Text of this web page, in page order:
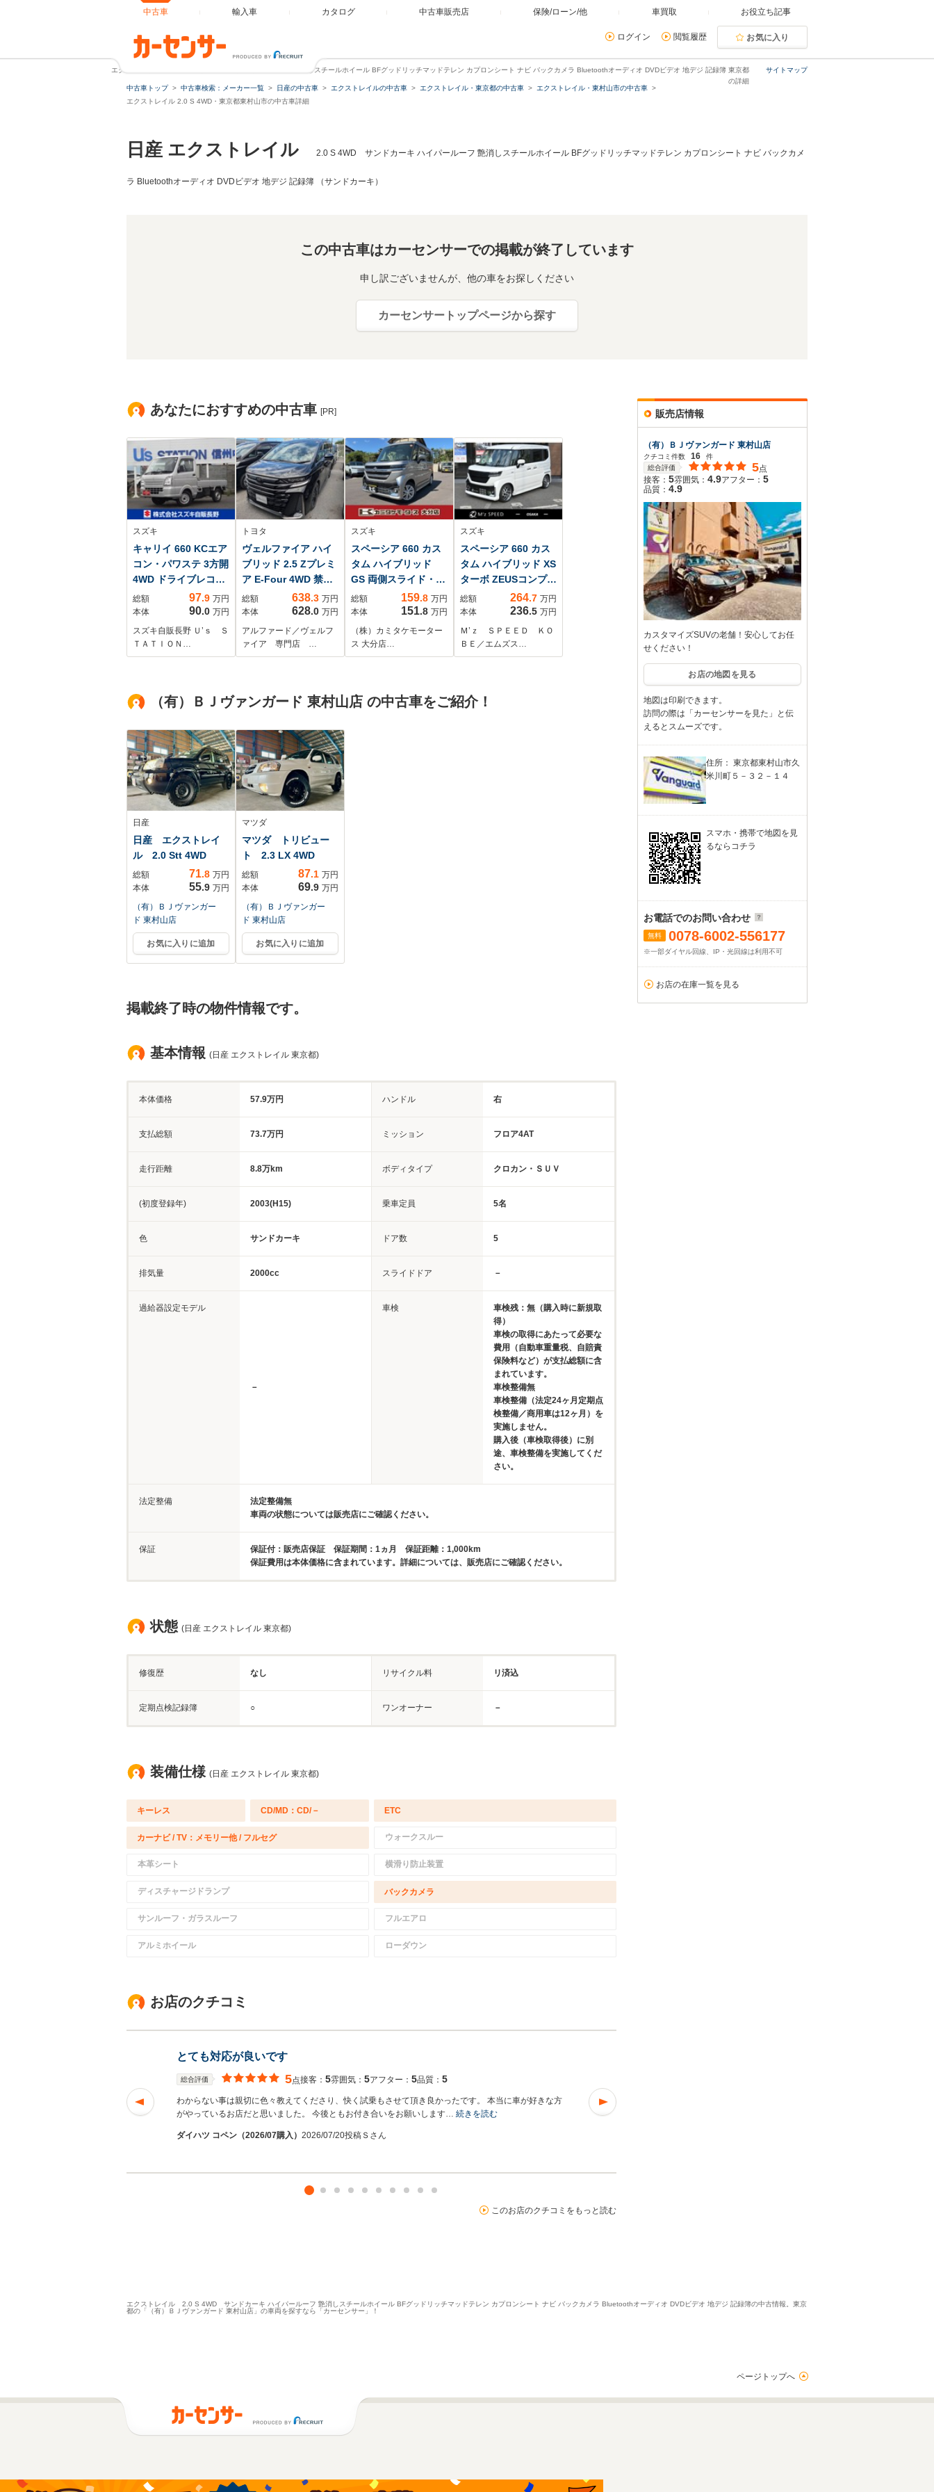
中古車 輸入車 カタログ 中古車販売店 保険/ローン/他 車買取 お役立ち記事
ログイン 閲覧履歴 お気に入り
サイトマップ
エクストレイル 2.0 S 4WD サンドカーキ ハイパールーフ 艶消しスチールホイール BFグッドリッチマッドテレン カプロンシート ナビ バックカメラ Bluetoothオーディオ DVDビデオ 地デジ 記録簿 東京都
の詳細
中古車トップ
中古車検索：メーカー一覧 日産の中古車 エクストレイルの中古車 エクストレイル・東京都の中古車
エクストレイル・東村山市の中古車
エクストレイル 2.0 S 4WD・東京都東村山市の中古車詳細
日産 エクストレイル 2.0 S 4WD サンドカーキ ハイパールーフ 艶消しスチールホイール BFグッドリッチマッドテレン カプロンシート ナビ バックカメ
ラ Bluetoothオーディオ DVDビデオ 地デジ 記録簿 （サンドカーキ）
この中古車はカーセンサーでの掲載が終了しています
申し訳ございませんが、他の車をお探しください
カーセンサートップページから探す
あなたにおすすめの中古車 [PR]
スズキ
キャリイ 660 KCエア
コン・パワステ 3方開
4WD ドライブレコー
ダー オートライ
ト スズキセーフテ
ィーサポート ワン
オーナー 4WD 衝
突被害軽減システム
総額 97.9 万円
本体
90.0 万円
スズキ自販長野 Ｕ’ｓ Ｓ
ＴＡＴＩＯＮ…
トヨタ
ヴェルファイア ハイ
ブリッド 2.5 Zプレミ
ア E-Four 4WD 禁
煙/4WD/有機EL後席
モニター/ムーンルー
フ/冷暖房茶本革/14型
ディスプレイオーデ
ィオ/全方位カメラ/ユ
ンス&チームメイト/
プレイ/デジタルイン
ナーミラー/
総額 638.3 万円
本体
628.0 万円
アルファード／ヴェルフ
ァイア 専門店 …
スズキ
スペーシア 660 カス
タム ハイブリッド
GS 両側スライド・片
側電動 クリアラン
スソナー オートク
ルーズコントロー
ル レーンアシス
ト 衝突被害軽減シ
プ スマートキー
総額 159.8 万円
本体
151.8 万円
（株）カミタケモーター
ス 大分店…
スズキ
スペーシア 660 カス
タム ハイブリッド XS
ターボ ZEUSコンプリ
ートカー ディスプレ
イオーディオ 全方位
カメラ 両側パワスラ
総額 264.7 万円
本体
236.5 万円
Ｍ’ｚ ＳＰＥＥＤ ＫＯ
ＢＥ／エムズス…
（有）ＢＪヴァンガード 東村山店 の中古車をご紹介！
日産
日産 エクストレイ
ル 2.0 Stt 4WD
総額 71.8 万円
本体
55.9 万円
（有）ＢＪヴァンガー
ド 東村山店
お気に入りに追加
マツダ
マツダ トリビュー
ト 2.3 LX 4WD
総額 87.1 万円
本体
69.9 万円
（有）ＢＪヴァンガー
ド 東村山店
お気に入りに追加
掲載終了時の物件情報です。
基本情報 (日産 エクストレイル 東京都)
本体価格 57.9万円 ハンドル 右
支払総額 73.7万円 ミッション フロア4AT
走行距離 8.8万km ボディタイプ クロカン・ＳＵＶ
(初度登録年) 2003(H15) 乗車定員 5名
色 サンドカーキ ドア数 5
排気量 2000cc スライドドア －
過給器設定モデル
－
車検
車検残：無（購入時に新規取
得）
車検の取得にあたって必要な
費用（自動車重量税、自賠責
保険料など）が支払総額に含
まれています。
車検整備無
車検整備（法定24ヶ月定期点
検整備／商用車は12ヶ月）を
実施しません。
購入後（車検取得後）に別
途、車検整備を実施してくだ
さい。
法定整備
法定整備無
車両の状態については販売店にご確認ください。
保証
保証付：販売店保証 保証期間：1ヵ月 保証距離：1,000km
保証費用は本体価格に含まれています。詳細については、販売店にご確認ください。
状態 (日産 エクストレイル 東京都)
修復歴 なし リサイクル料 リ済込
定期点検記録簿 ○ ワンオーナー －
装備仕様 (日産 エクストレイル 東京都)
キーレス CD/MD：CD/－ ETC
カーナビ / TV：メモリー他 / フルセグ ウォークスルー
本革シート 横滑り防止装置
ディスチャージドランプ バックカメラ
サンルーフ・ガラスルーフ フルエアロ
アルミホイール ローダウン
お店のクチコミ
とても対応が良いです
総合評価 5点接客： 5雰囲気： 5アフター： 5品質： 5
わからない事は親切に色々教えてくださり、快く試乗もさせて頂き良かったです。 本当に車が好きな方
がやっているお店だと思いました。 今後ともお付き合いをお願いします… 続きを読む
ダイハツ コペン（2026/07購入） 2026/07/20投稿 Ｓさん
このお店のクチコミをもっと読む
販売店情報
（有）ＢＪヴァンガード 東村山店
クチコミ件数 16
件
総合評価
5点
接客： 5雰囲気： 4.9アフター： 5
品質： 4.9
カスタマイズSUVの老舗！安心してお任
せください！
お店の地図を見る
地図は印刷できます。
訪問の際は「カーセンサーを見た」と伝
えるとスムーズです。
住所： 東京都東村山市久
米川町５－３２－１４
スマホ・携帯で地図を見
るならコチラ
お電話でのお問い合わせ
無料 0078-6002-556177
※一部ダイヤル回線、IP・光回線は利用不可
お店の在庫一覧を見る
エクストレイル 2.0 S 4WD サンドカーキ ハイパールーフ 艶消しスチールホイール BFグッドリッチマッドテレン カプロンシート ナビ バックカメラ Bluetoothオーディオ DVDビデオ 地デジ 記録簿の中古情報。東京
都の「（有）ＢＪヴァンガード 東村山店」の車両を探すなら「カーセンサー」！
ページトップへ